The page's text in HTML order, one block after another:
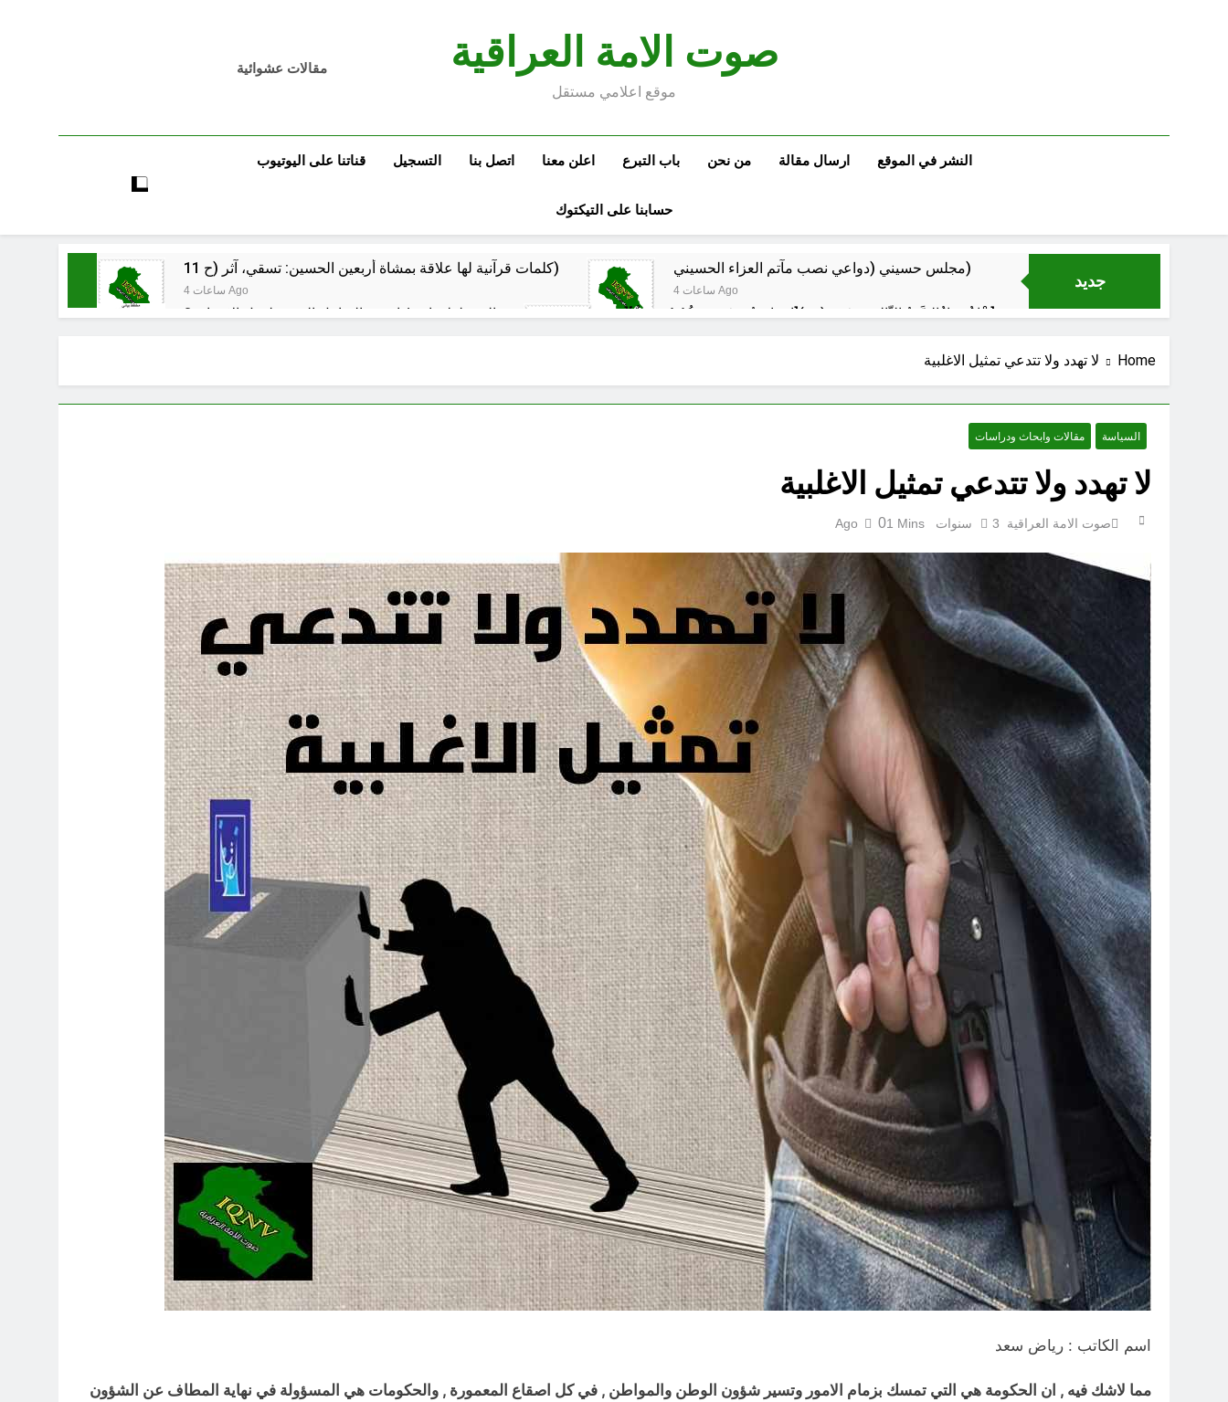
صوت الامة العراقية
موقع اعلامي مستقل
مقالات عشوائية
النشر في الموقع ارسال مقالة من نحن باب التبرع اعلن معنا اتصل بنا التسجيل قناتنا على اليوتيوب
حسابنا على التيكتوك
جديد
كلمات قرآنية لها علاقة بمشاة أربعين الحسين: تسقي، آثر (ح 11)
4 ساعات Ago
مجلس حسيني (دواعي نصب مآتم العزاء الحسيني)
4 ساعات Ago
المخطط بياني / اسس التعامل المنجز لعقل الانسان ؟ عْاشُورْاءُالسَّنَةُ الثَّالِثةَ عشَرَة(٢٢)[إِنتفاضةُ صفَر…تمرُّدٌ حُسَينيٌّ][ب]
الظلم والظلام والمادة المظلمة ‏نحو ترميم البيت العراقي‏ … حوار في الاصلاح الديني‏(الحلقة الاولى)‏
ازمة العلم العراقي.. ليست ازمة فقدان الوطنية عند العراقيين.. بل (ازمة فقدان الوطنية بالعلم نفسه) نركز على فئة الأغلبية (لا ترفع العلم
Home لا تهدد ولا تتدعي تمثيل الاغلبية
السياسة مقالات وابحاث ودراسات
لا تهدد ولا تتدعي تمثيل الاغلبية
صوت الامة العراقية 3 سنوات Ago 01 Mins
اسم الكاتب : رياض سعد
مما لاشك فيه , ان الحكومة هي التي تمسك بزمام الامور وتسير شؤون الوطن والمواطن , في كل اصقاع المعمورة , و الحكومات هي المسؤولة في نهاية المطاف عن الشؤون